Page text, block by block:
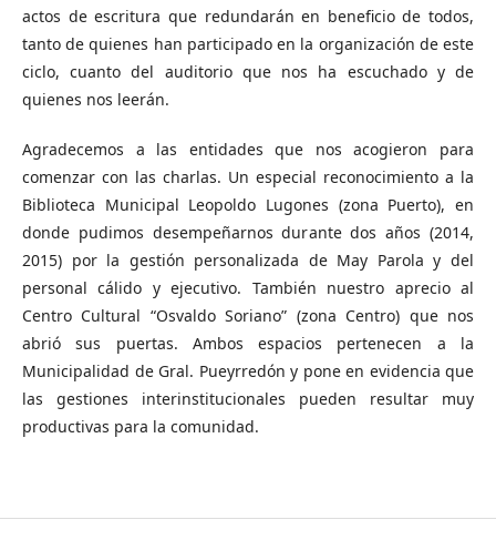
actos de escritura que redundarán en beneficio de todos,
tanto de quienes han participado en la organización de este
ciclo, cuanto del auditorio que nos ha escuchado y de
quienes nos leerán.
Agradecemos a las entidades que nos acogieron para
comenzar con las charlas. Un especial reconocimiento a la
Biblioteca Municipal Leopoldo Lugones (zona Puerto), en
donde pudimos desempeñarnos durante dos años (2014,
2015) por la gestión personalizada de May Parola y del
personal cálido y ejecutivo. También nuestro aprecio al
Centro Cultural “Osvaldo Soriano” (zona Centro) que nos
abrió sus puertas. Ambos espacios pertenecen a la
Municipalidad de Gral. Pueyrredón y pone en evidencia que
las gestiones interinstitucionales pueden resultar muy
productivas para la comunidad.